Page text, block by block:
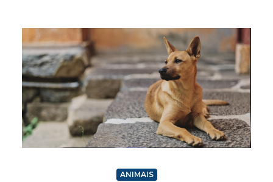
Criciúma, SC - 28/07/2026 - 17H16MIN